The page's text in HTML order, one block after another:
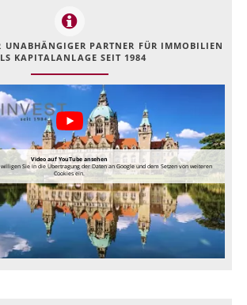
UNABHÄNGIGER PARTNER FÜR IMMOBILIEN
KAPITALANLAGE SEIT 1984
Video auf YouTube ansehen
willigen Sie in die Übertragung der Daten an Google und dem Setzen von weiteren
Cookies ein.